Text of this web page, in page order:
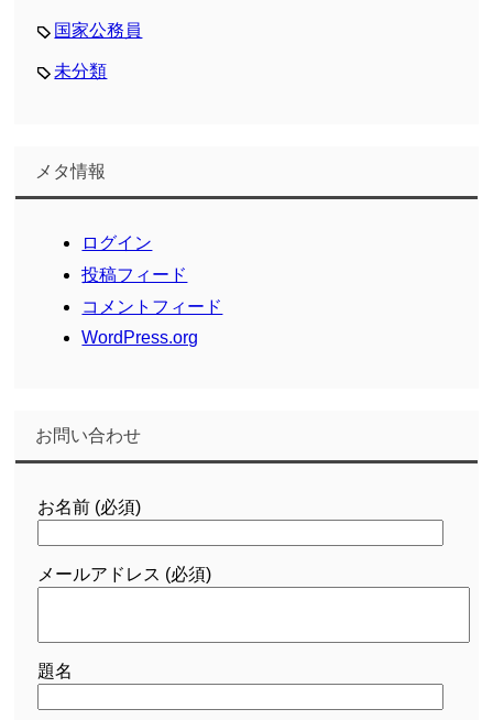
国家公務員
未分類
メタ情報
ログイン
投稿フィード
コメントフィード
WordPress.org
お問い合わせ
お名前 (必須)
メールアドレス (必須)
題名